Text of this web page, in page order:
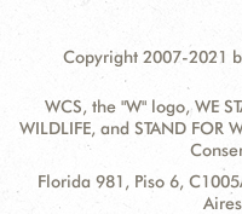
Copyright 2007-2021
WCS, the "W" logo, WE
WILDLIFE, and STAND FOR
Contact
Address:
Florida 981, Piso 6,